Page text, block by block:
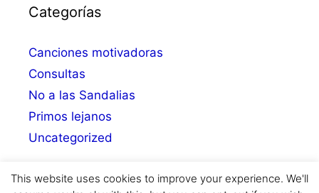
Categorías
Canciones motivadoras
Consultas
No a las Sandalias
Primos lejanos
Uncategorized
This website uses cookies to improve your experience. We'll